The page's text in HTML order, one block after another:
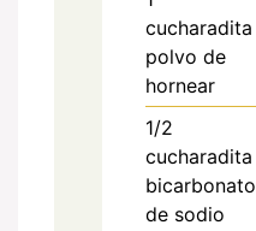
cucharadita
polvo de
hornear
1/2
cucharadita
bicarbonato
de sodio